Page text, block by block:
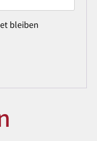
bleiben